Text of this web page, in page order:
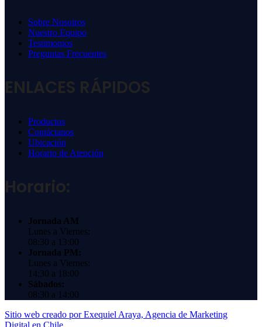
Sobre Nosotros
Nuestro Equipo
Testimonios
Preguntas Frecuentes
ENLACES RÁPIDOS
Productos
Contáctanos
Ubicación
Horario de Atención
Horario:
Jornada AM
Lunes a Viernes:
08:30 a 13:00
Jornada PM:
Lunes a Viernes:
14:30 a 18:00
Sábados:
08:30 a 14:00
Sitio web creado por Exequiel Araya, Agencia de Marketing
Digital en Chile.